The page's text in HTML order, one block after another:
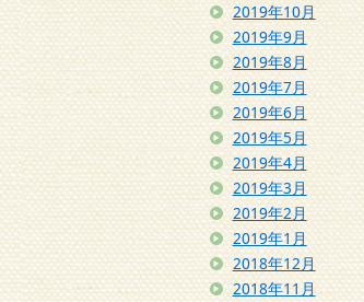
2019年10月
2019年9月
2019年8月
2019年7月
2019年6月
2019年5月
2019年4月
2019年3月
2019年2月
2019年1月
2018年12月
2018年11月